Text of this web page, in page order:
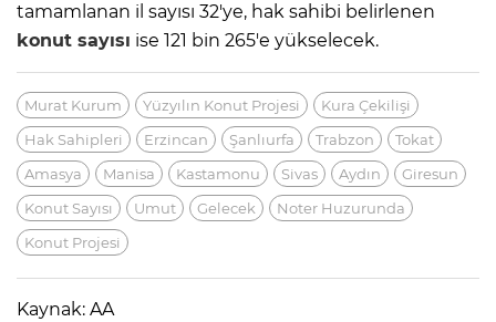
tamamlanan il sayısı 32'ye, hak sahibi belirlenen
konut sayısı ise 121 bin 265'e yükselecek.
Murat Kurum Yüzyılın Konut Projesi
Kura Çekilişi
Hak Sahipleri
Erzincan Şanlıurfa Trabzon
Tokat
Amasya
Manisa Kastamonu Sivas Aydın
Giresun
Konut Sayısı
Umut Gelecek
Noter Huzurunda
Konut Projesi
Kaynak: AA